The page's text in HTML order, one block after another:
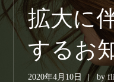
拡大に
するお
2020年4月10日 by